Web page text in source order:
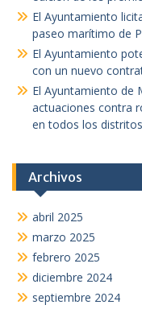
El Ayuntamiento
paseo marítimo de
El Ayuntamiento
con un nuevo
El Ayuntamiento de
actuaciones contra
en todos los
Archivos
abril 2025
marzo 2025
febrero 2025
diciembre 2024
septiembre 2024